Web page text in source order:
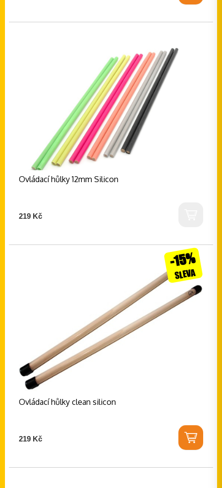
Ovládací hůlky 12mm Silicon
219 Kč
Ovládací hůlky clean silicon
219 Kč
-15%
SLEVA